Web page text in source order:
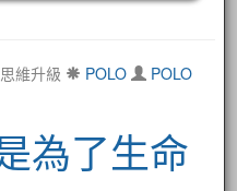
維升級 POLO POLO
為了生命